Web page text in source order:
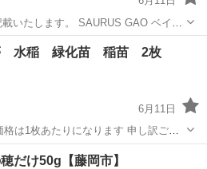
SAURUS GAO ベイト
ので中古ですのでキズなどあります。折れなどはないです。 ・ノー...
ベイトロッド
水稲 緑化苗 稲苗 2枚
6月11日
あたりになります 申し訳ござ
、育苗箱等を持参してください
だけ50g【藤岡市】